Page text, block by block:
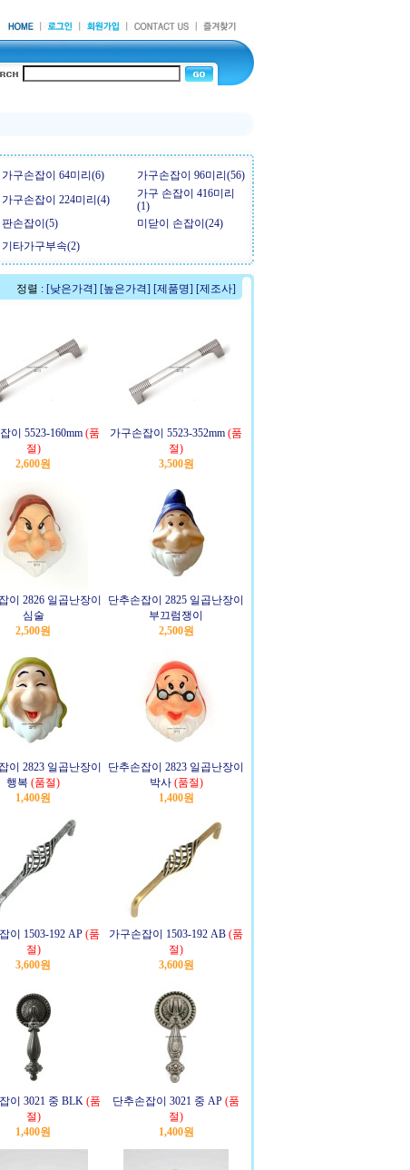
가구손잡이 64미리(6)
가구손잡이 96미리(56)
가구손잡이 224미리(4)
가구 손잡이 416미리
(1)
판손잡이(5)
미닫이 손잡이(24)
기타가구부속(2)
정렬 : [낮은가격] [높은가격] [제품명] [제조사]
이 5523-160mm (품
절)
2,600원
가구손잡이 5523-352mm (품
절)
3,500원
이 2826 일곱난장이
심술
2,500원
단추손잡이 2825 일곱난장이
부끄럼쟁이
2,500원
이 2823 일곱난장이
행복 (품절)
1,400원
단추손잡이 2823 일곱난장이
박사 (품절)
1,400원
이 1503-192 AP (품
절)
3,600원
가구손잡이 1503-192 AB (품
절)
3,600원
이 3021 중 BLK (품
절)
1,400원
단추손잡이 3021 중 AP (품
절)
1,400원